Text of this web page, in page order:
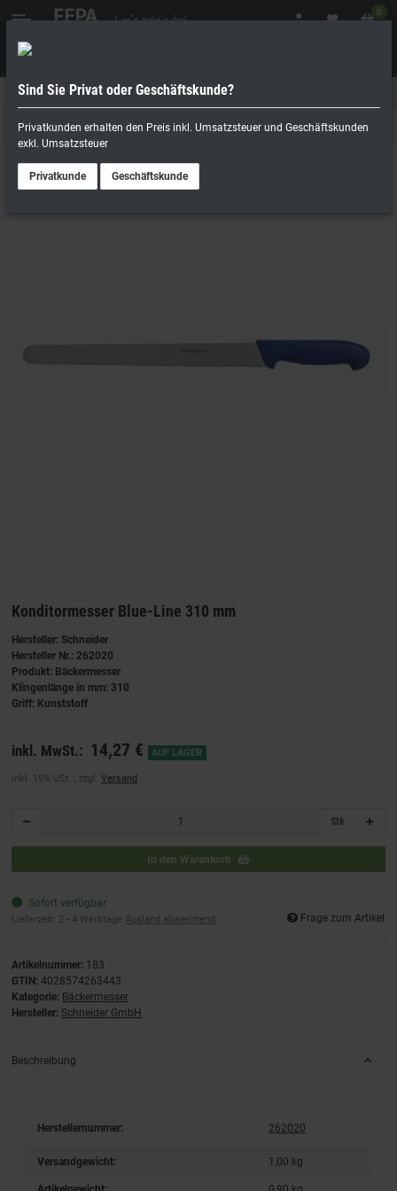
0
Geschäftskunde
Bäckermesser
Konditormesser Blue-Line 310 mm
Hersteller: Schneider
Hersteller Nr.: 262020
Produkt: Bäckermesser
Klingenlänge in mm: 310
Griff: Kunststoff
inkl. MwSt.: 14,27 € AUF LAGER
inkl. 19% USt. , zzgl. Versand
Stk
In den Warenkorb
Sofort verfügbar
Lieferzeit: 2 - 4 Werktage Ausland abweichend Frage zum Artikel
Artikelnummer: 183
GTIN: 4028574263443
Kategorie: Bäckermesser
Hersteller: Schneider GmbH
Beschreibung
Herstellernummer: 262020
Versandgewicht: 1,00 kg
Sind Sie Privat oder Geschäftskunde?
Privatkunden erhalten den Preis inkl. Umsatzsteuer und Geschäftskunden
exkl. Umsatzsteuer
Privatkunde Geschäftskunde